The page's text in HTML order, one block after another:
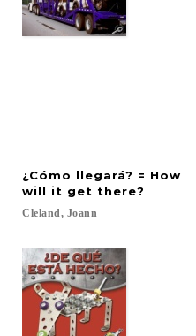
¿Cómo llegará? = How
will it get there?
Cleland, Joann